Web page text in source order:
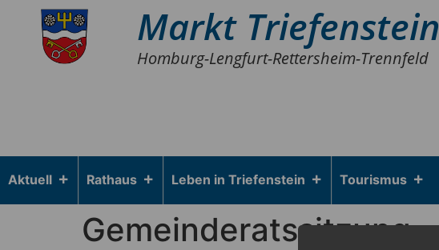
Markt Triefenstein
Homburg-Lengfurt-Rettersheim-Trennfeld
Aktuell Rathaus Leben in Triefenstein Tourismus
Gemeinderatssitzung